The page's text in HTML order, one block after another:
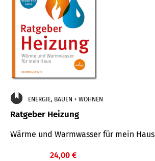
ENERGIE, BAUEN + WOHNEN
Ratgeber Heizung
Wärme und Warmwasser für mein Haus
24,00 €